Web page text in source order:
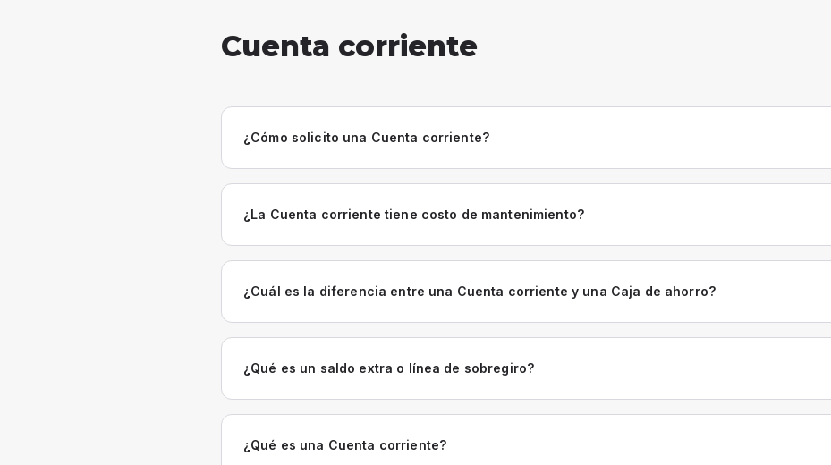
Cuenta corriente
¿Cómo solicito una Cuenta corriente?
¿La Cuenta corriente tiene costo de mantenimiento?
¿Cuál es la diferencia entre una Cuenta corriente y una Caja de ahorro?
¿Qué es un saldo extra o línea de sobregiro?
¿Qué es una Cuenta corriente?